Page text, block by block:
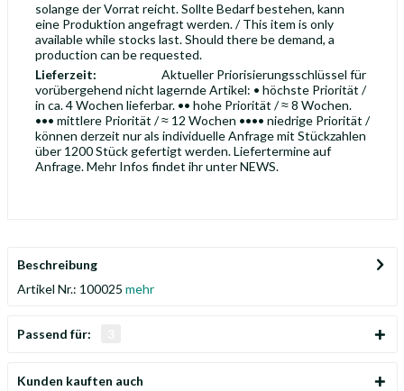
solange der Vorrat reicht. Sollte Bedarf bestehen, kann
eine Produktion angefragt werden. / This item is only
available while stocks last. Should there be demand, a
production can be requested.
Lieferzeit:
Aktueller Priorisierungsschlüssel für
vorübergehend nicht lagernde Artikel: • höchste Priorität /
in ca. 4 Wochen lieferbar. •• hohe Priorität / ≈ 8 Wochen.
••• mittlere Priorität / ≈ 12 Wochen •••• niedrige Priorität /
können derzeit nur als individuelle Anfrage mit Stückzahlen
über 1200 Stück gefertigt werden. Liefertermine auf
Anfrage. Mehr Infos findet ihr unter NEWS.
Beschreibung
Artikel Nr.: 100025 mehr
Passend für:
Kunden kauften auch